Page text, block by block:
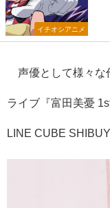
イチオシアニメ
声優として様々な
ライブ『富田美憂
LINE CUBE